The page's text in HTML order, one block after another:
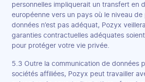
personnelles impliquerait un transfert en
européenne vers un pays où le niveau
données n’est pas adéquat, Pozyx
garanties contractuelles adéquates
pour protéger votre vie privée.
5.3 Outre la communication de données
sociétés affiliées, Pozyx peut travailler